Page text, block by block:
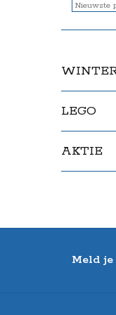
LEGO
AKTIE
Meld